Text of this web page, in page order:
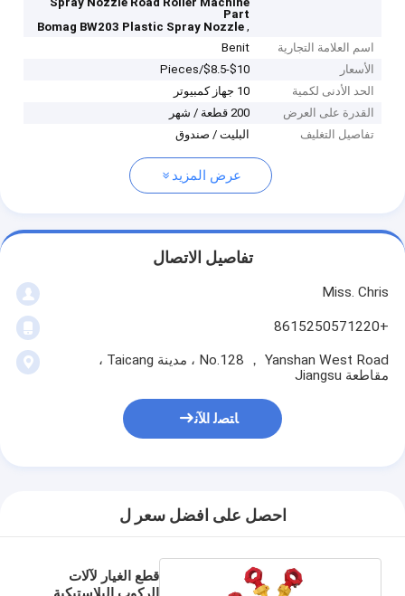
Part
,
Bomag BW203 Plastic Spray Nozzle
اسم العلامة التجارية
Benit
الأسعار
$10-$8.5/Pieces
الحد الأدنى لكمية
10 جهاز كمبيوتر
القدرة على العرض
200 قطعة / شهر
تفاصيل التغليف
البليت / صندوق
عرض المزيد
تفاصيل الاتصال
Miss. Chris
+8615250571220
No.128 ， Yanshan West Road ، مدينة Taicang ،
مقاطعة Jiangsu
ﺎﺘﺼﻟ ﺍﻶﻧ
احصل على افضل سعر ل
قطع الغيار لآلات